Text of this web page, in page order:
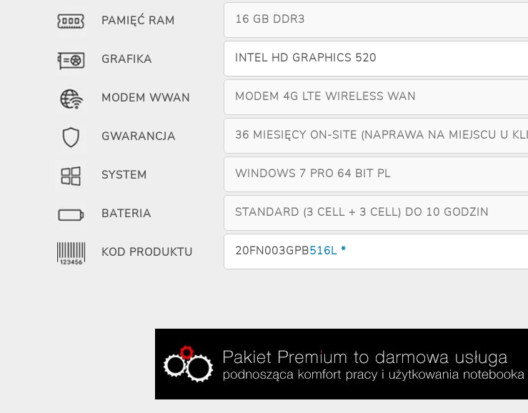
PAMIĘĆ RAM 16 GB DDR3
GRAFIKA INTEL HD GRAPHICS 520
MODEM WWAN MODEM 4G LTE WIRELESS WAN
GWARANCJA 36 MIESIĘCY ON-SITE (NAPRAWA NA MIEJSCU U
SYSTEM WINDOWS 7 PRO 64 BIT PL
BATERIA STANDARD (3 CELL + 3 CELL) DO 10 GODZIN
KOD PRODUKTU 20FN003GPB516L *